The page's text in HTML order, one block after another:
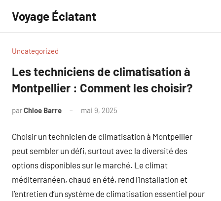
contenu
Voyage Éclatant
Uncategorized
Les techniciens de climatisation à
Montpellier : Comment les choisir?
parChloe Barre mai 9, 2025
Choisir un technicien de climatisation à Montpellier
peut sembler un défi, surtout avec la diversité des
options disponibles sur le marché. Le climat
méditerranéen, chaud en été, rend l’installation et
l’entretien d’un système de climatisation essentiel pour